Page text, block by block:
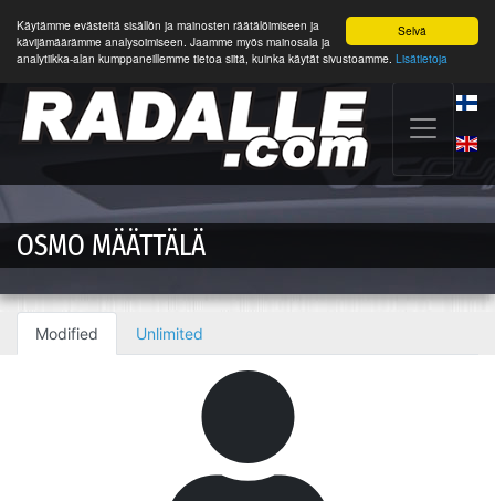
Selvä
Käytämme evästeitä sisällön ja mainosten räätälöimiseen ja
kävijämäärämme analysoimiseen. Jaamme myös mainosala ja
analytiikka-alan kumppaneillemme tietoa siitä, kuinka käytät sivustoamme. Lisätietoja
OSMO MÄÄTTÄLÄ
Modified Unlimited